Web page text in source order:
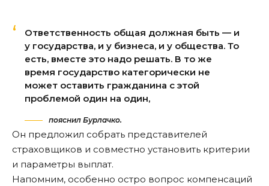
Ответственность общая должная быть — и
у государства, и у бизнеса, и у общества. То
есть, вместе это надо решать. В то же
время государство категорически не
может оставить гражданина с этой
проблемой один на один,
пояснил Бурлачко.
Он предложил собрать представителей
страховщиков и совместно установить критерии
и параметры выплат.
Напомним, особенно остро вопрос компенсаций